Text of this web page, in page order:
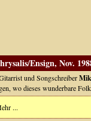
Ensign, Nov.
und Songschreiber
wo dieses wunderbare
...